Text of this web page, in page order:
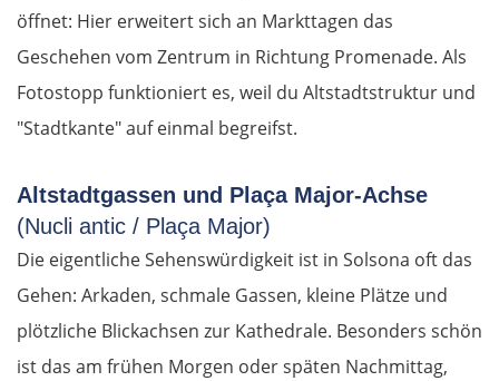
öffnet: Hier erweitert sich an Markttagen das
Geschehen vom Zentrum in Richtung Promenade. Als
Fotostopp funktioniert es, weil du Altstadtstruktur und
"Stadtkante" auf einmal begreifst.
Altstadtgassen und Plaça Major-Achse
(Nucli antic / Plaça Major)
Die eigentliche Sehenswürdigkeit ist in Solsona oft das
Gehen: Arkaden, schmale Gassen, kleine Plätze und
plötzliche Blickachsen zur Kathedrale. Besonders schön
ist das am frühen Morgen oder späten Nachmittag,